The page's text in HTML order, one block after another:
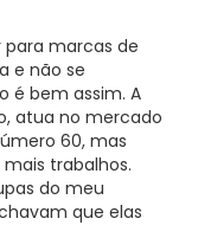
marcas de
e não se
é bem assim. A
atua no mercado
60, mas
trabalhos.
do meu
que elas